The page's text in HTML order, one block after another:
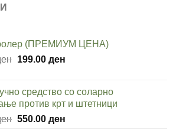
(ПРЕМИУМ ЦЕНА)
Original
399.00 ден.
199.00 денCurrent
199.00 ден.
средство со соларно
против крт и штетници
Original
550.00 денCurrent